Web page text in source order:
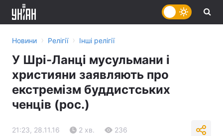
Новини › Релігії › Інші релігії
У Шрі-Ланці мусульмани і
християни заявляють про
екстремізм буддистських
ченців (рос.)
21:23, 28.11.16 2 хв. 236